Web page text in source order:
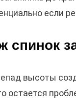
если
спинок
высоты
остается